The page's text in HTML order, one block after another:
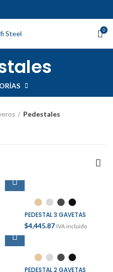
0
Pedestales
PEDESTAL 3 GAVETAS
$4,445.87 IVA incluido
PEDESTAL 2 GAVETAS